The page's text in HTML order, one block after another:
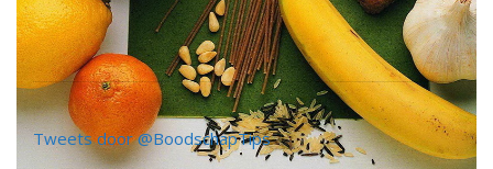
Tweets door @BoodschapTips